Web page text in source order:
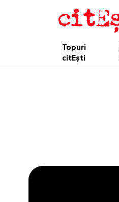
Topuri
citEști
This
is
a